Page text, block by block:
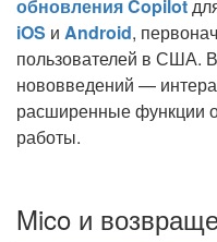
обновления Copilot
iOS и Android,
пользователей в США.
нововведений —
расширенные функции
работы.
Mico и